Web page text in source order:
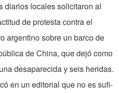
diarios lo­cales solicitaron al
de protesta contra el
argentino sobre un barco de
de China, que dejó como
desaparecida y seis heridas.
en un editorial que no es sufi­